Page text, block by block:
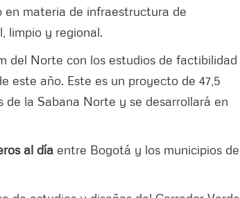
en materia de infraestructura de
limpio y regional.
del Norte con los estudios de factibilidad
este año. Este es un proyecto de 47,5
la Sabana Norte y se desarrollará en
al día entre Bogotá y los municipios de